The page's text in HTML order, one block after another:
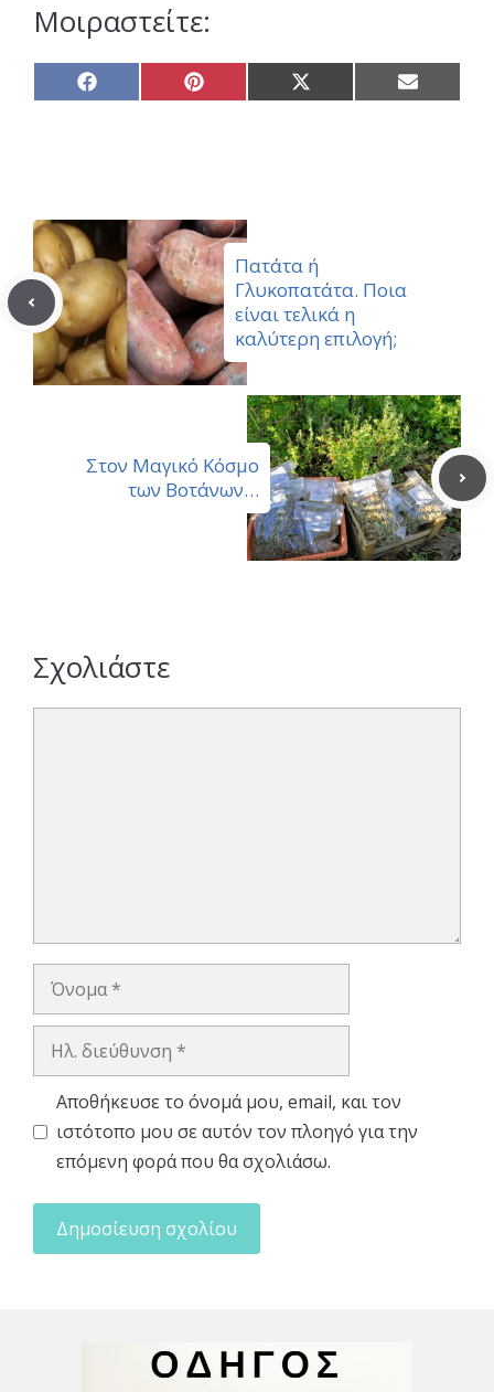
Μοιραστείτε:
Share
on
Share
on
Share
on
Share
on
Πατάτα ή
Γλυκοπατάτα. Ποια
είναι τελικά η
καλύτερη επιλογή;
Στον Μαγικό Κόσμο
των Βοτάνων…
Σχολιάστε
Όνομα
Ηλ.
Αποθήκευσε το όνομά μου, email, και τον
ιστότοπο μου σε αυτόν τον πλοηγό για την
επόμενη φορά που θα σχολιάσω.